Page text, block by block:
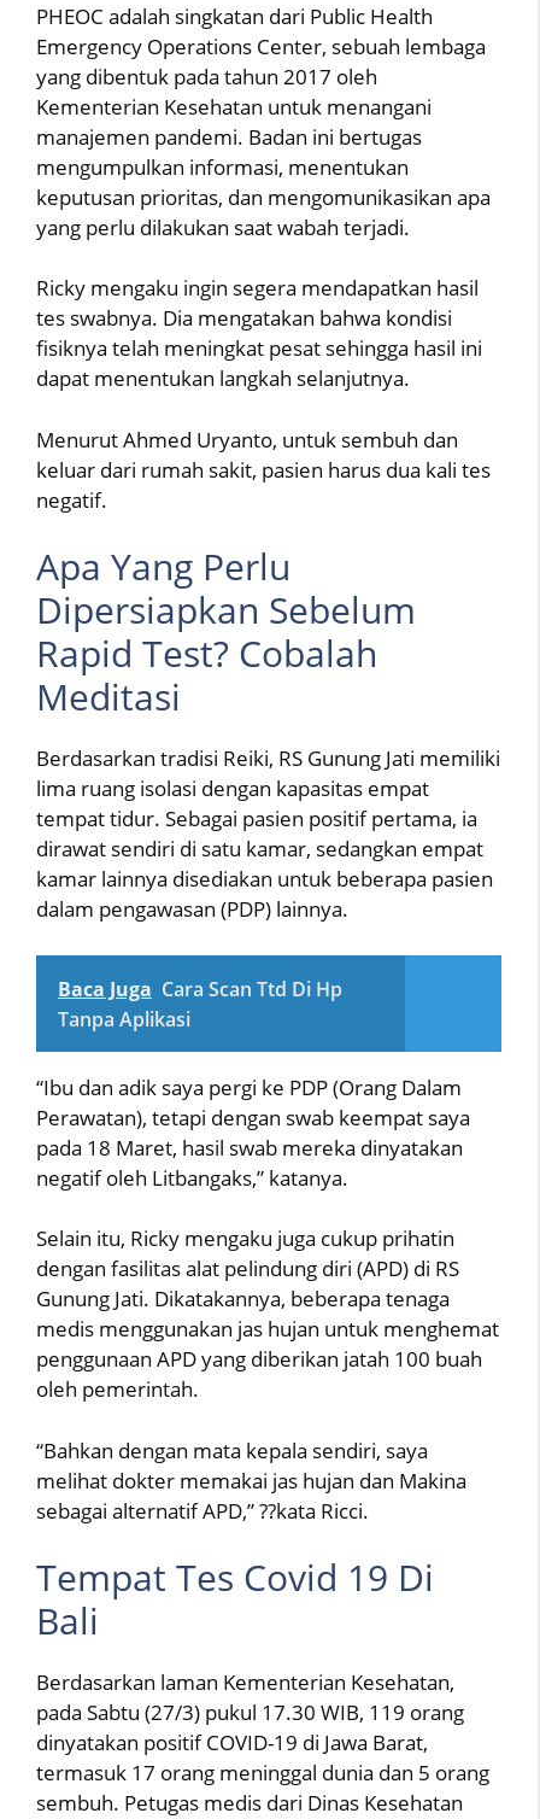
PHEOC adalah singkatan dari Public Health
Emergency Operations Center, sebuah lembaga
yang dibentuk pada tahun 2017 oleh
Kementerian Kesehatan untuk menangani
manajemen pandemi. Badan ini bertugas
mengumpulkan informasi, menentukan
keputusan prioritas, dan mengomunikasikan apa
yang perlu dilakukan saat wabah terjadi.
Ricky mengaku ingin segera mendapatkan hasil
tes swabnya. Dia mengatakan bahwa kondisi
fisiknya telah meningkat pesat sehingga hasil ini
dapat menentukan langkah selanjutnya.
Menurut Ahmed Uryanto, untuk sembuh dan
keluar dari rumah sakit, pasien harus dua kali tes
negatif.
Apa Yang Perlu
Dipersiapkan Sebelum
Rapid Test? Cobalah
Meditasi
Berdasarkan tradisi Reiki, RS Gunung Jati memiliki
lima ruang isolasi dengan kapasitas empat
tempat tidur. Sebagai pasien positif pertama, ia
dirawat sendiri di satu kamar, sedangkan empat
kamar lainnya disediakan untuk beberapa pasien
dalam pengawasan (PDP) lainnya.
Baca Juga Cara Scan Ttd Di Hp
Tanpa Aplikasi
“Ibu dan adik saya pergi ke PDP (Orang Dalam
Perawatan), tetapi dengan swab keempat saya
pada 18 Maret, hasil swab mereka dinyatakan
negatif oleh Litbangaks,” katanya.
Selain itu, Ricky mengaku juga cukup prihatin
dengan fasilitas alat pelindung diri (APD) di RS
Gunung Jati. Dikatakannya, beberapa tenaga
medis menggunakan jas hujan untuk menghemat
penggunaan APD yang diberikan jatah 100 buah
oleh pemerintah.
“Bahkan dengan mata kepala sendiri, saya
melihat dokter memakai jas hujan dan Makina
sebagai alternatif APD,” ??kata Ricci.
Tempat Tes Covid 19 Di
Bali
Berdasarkan laman Kementerian Kesehatan,
pada Sabtu (27/3) pukul 17.30 WIB, 119 orang
dinyatakan positif COVID-19 di Jawa Barat,
termasuk 17 orang meninggal dunia dan 5 orang
sembuh. Petugas medis dari Dinas Kesehatan